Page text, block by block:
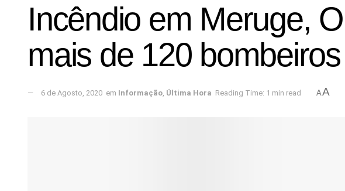
Incêndio em Meruge,
mais de 120
6 de Agosto, 2020 em Informação, Última Hora Reading Time: 1 min read AA